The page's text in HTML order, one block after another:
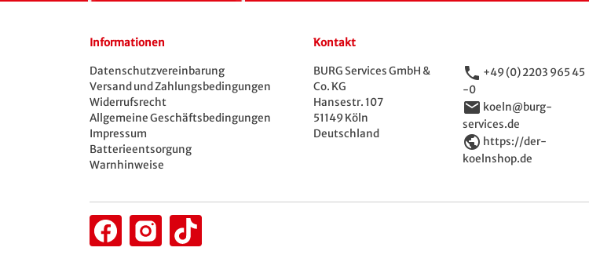
Informationen
Datenschutzvereinbarung
Versand und Zahlungsbedingungen
Widerrufsrecht
Allgemeine Geschäftsbedingungen
Impressum
Batterieentsorgung
Warnhinweise
Kontakt
BURG Services GmbH &
Co. KG
Hansestr. 107
51149 Köln
Deutschland
phone +49 (0) 2203 965 45
-0
email koeln@burg-
services.de
public https://der-
koelnshop.de